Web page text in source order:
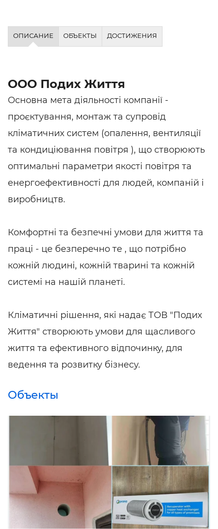
ОПИСАНИЕ ОБЪЕКТЫ ДОСТИЖЕНИЯ
ООО Подих Життя
Основна мета діяльності компанії -
проєктування, монтаж та супровід
кліматичних систем (опалення, вентиляції
та кондиціювання повітря ), що створюють
оптимальні параметри якості повітря та
енергоефективності для людей, компаній і
виробництв.
Комфортні та безпечні умови для життя та
праці - це безперечно те , що потрібно
кожній людині, кожній тварині та кожній
системі на нашій планеті.
Кліматичні рішення, які надає ТОВ "Подих
Життя" створюють умови для щасливого
життя та ефективного відпочинку, для
ведення та розвитку бізнесу.
Объекты